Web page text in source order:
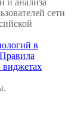
сети
в
Правила
виджетах